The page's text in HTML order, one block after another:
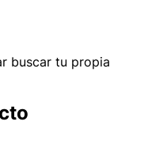
buscar tu propia